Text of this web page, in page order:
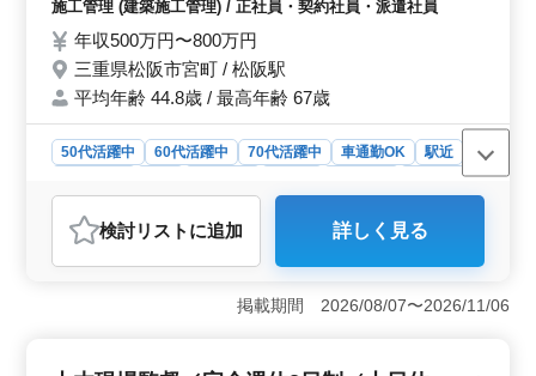
ルや能力をお持ちの方が活躍する職場です！
施工管理 (建築施工管理) / 正社員・契約社員・派遣社員
年収500万円〜800万円
三重県松阪市宮町 / 松阪駅
平均年齢 44.8歳 / 最高年齢 67歳
50代活躍中 60代活躍中 70代活躍中 車通勤OK
駅近
派遣社員
おすすめポイント
＜年間休日128日でメリハリをつけて働ける環境＞ 完全
週休2日制（土日祝休み）で、年間休日128日と休暇制度
が充実しています。夏季休暇や年末年始休暇、慶弔休
検討リスト に追加 詳しく見る
掲載期間 2026/08/07〜2026/11/06